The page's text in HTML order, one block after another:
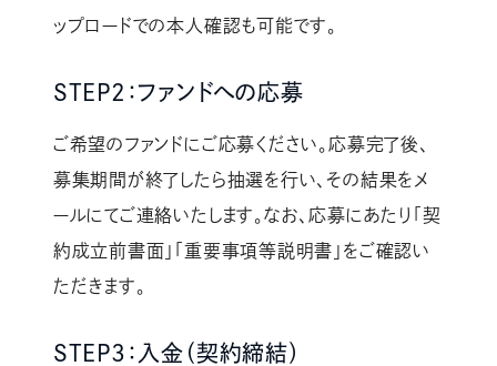
ップロードでの本人確認も可能です。
STEP2：ファンドへの応募
ご希望のファンドにご応募ください。応募完了後、
募集期間が終了したら抽選を行い、その結果をメ
ールにてご連絡いたします。なお、応募にあたり「契
約成立前書面」「重要事項等説明書」をご確認い
ただきます。
STEP3：入金（契約締結）